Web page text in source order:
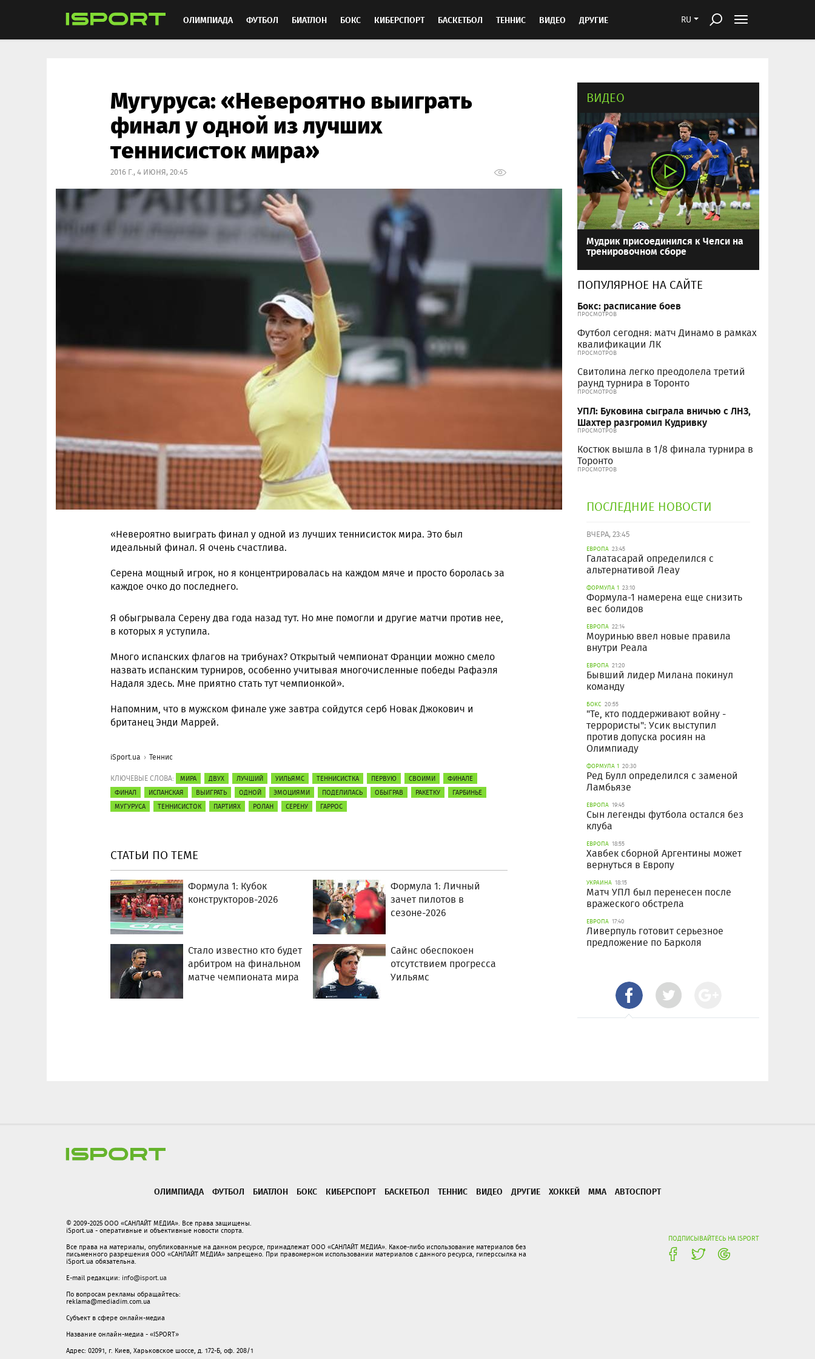
RU
ОЛИМПИАДА ФУТБОЛ БИАТЛОН БОКС КИБЕРСПОРТ БАСКЕТБОЛ ТЕННИС ВИДЕО ДРУГИЕ
Мугуруса: «Невероятно выиграть
финал у одной из лучших
теннисисток мира»
2016 Г., 4 ИЮНЯ, 20:45
«Невероятно выиграть финал у одной из лучших теннисисток мира. Это был
идеальный финал. Я очень счастлива.
Серена мощный игрок, но я концентрировалась на каждом мяче и просто боролась за
каждое очко до последнего.
Я обыгрывала Серену два года назад тут. Но мне помогли и другие матчи против нее,
в которых я уступила.
Много испанских флагов на трибунах? Открытый чемпионат Франции можно смело
назвать испанским турниров, особенно учитывая многочисленные победы Рафаэля
Надаля здесь. Мне приятно стать тут чемпионкой».
Напомним, что в мужском финале уже завтра сойдутся серб Новак Джокович и
британец Энди Маррей.
iSport.ua Теннис
КЛЮЧЕВЫЕ СЛОВА: МИРА ДВУХ ЛУЧШИЙ УИЛЬЯМС ТЕННИСИСТКА ПЕРВУЮ СВОИМИ
ФИНАЛЕ
ФИНАЛ
ИСПАНСКАЯ ВЫИГРАТЬ ОДНОЙ ЭМОЦИЯМИ ПОДЕЛИЛАСЬ ОБЫГРАВ РАКЕТКУ
ГАРБИНЬЕ
МУГУРУСА
ТЕННИСИСТОК ПАРТИЯХ РОЛАН СЕРЕНУ ГАРРОС
СТАТЬИ ПО ТЕМЕ
Формула 1: Кубок
конструкторов-2026
Формула 1: Личный
зачет пилотов в
сезоне-2026
Стало известно кто будет
арбитром на финальном
матче чемпионата мира
Сайнс обеспокоен
отсутствием прогресса
Уильямс
ВИДЕО
Мудрик присоединился к Челси на
тренировочном сборе
ПОПУЛЯРНОЕ НА САЙТЕ
Бокс: расписание боев
ПРОСМОТРОВ
Футбол сегодня: матч Динамо в рамках
квалификации ЛК
ПРОСМОТРОВ
Свитолина легко преодолела третий
раунд турнира в Торонто
ПРОСМОТРОВ
УПЛ: Буковина сыграла вничью с ЛНЗ,
Шахтер разгромил Кудривку
ПРОСМОТРОВ
Костюк вышла в 1/8 финала турнира в
Торонто
ПРОСМОТРОВ
ПОСЛЕДНИЕ НОВОСТИ
ВЧЕРА, 23:45
ЕВРОПА 23:45
Галатасарай определился с
альтернативой Леау
ФОРМУЛА 1 23:10
Формула-1 намерена еще снизить
вес болидов
ЕВРОПА 22:14
Моуринью ввел новые правила
внутри Реала
ЕВРОПА 21:20
Бывший лидер Милана покинул
команду
БОКС 20:55
"Те, кто поддерживают войну -
террористы": Усик выступил
против допуска росиян на
Олимпиаду
ФОРМУЛА 1 20:30
Ред Булл определился с заменой
Ламбьязе
ЕВРОПА 19:45
Сын легенды футбола остался без
клуба
ЕВРОПА 18:55
Хавбек сборной Аргентины может
вернуться в Европу
УКРАИНА 18:15
Матч УПЛ был перенесен после
вражеского обстрела
ЕВРОПА 17:40
Ливерпуль готовит серьезное
предложение по Барколя
ОЛИМПИАДА ФУТБОЛ БИАТЛОН БОКС КИБЕРСПОРТ БАСКЕТБОЛ ТЕННИС ВИДЕО ДРУГИЕ ХОККЕЙ ММА АВТОСПОРТ
ПОДПИСЫВАЙТЕСЬ НА ISPORT
© 2009-2025 ООО «САНЛАЙТ МЕДИА». Все права защищены.
iSport.ua - оперативные и объективные новости спорта.
Все права на материалы, опубликованные на данном ресурсе, принадлежат ООО «САНЛАЙТ МЕДИА». Какое-либо использование материалов без
письменного разрешения ООО «САНЛАЙТ МЕДИА» запрещено. При правомерном использовании материалов с данного ресурса, гиперссылка на
iSport.ua обязательна.
E-mail редакции: info@isport.ua
По вопросам рекламы обращайтесь:
reklama@mediadim.com.ua
Субъект в сфере онлайн-медиа
Название онлайн-медиа - «ISPORT»
Адрес: 02091, г. Киев, Харьковское шоссе, д. 172-Б, оф. 208/1